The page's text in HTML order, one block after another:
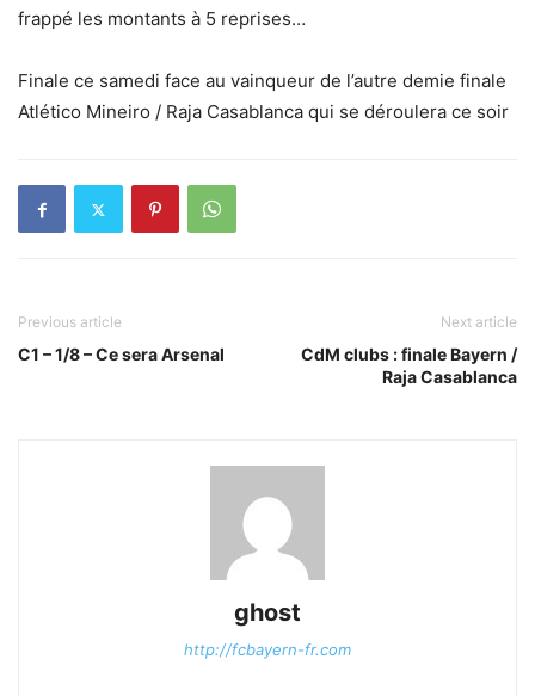
frappé les montants à 5 reprises…
Finale ce samedi face au vainqueur de l’autre demie finale
Atlético Mineiro / Raja Casablanca qui se déroulera ce soir
Previous article
C1 – 1/8 – Ce sera Arsenal
Next article
CdM clubs : finale Bayern /
Raja Casablanca
ghost
http://fcbayern-fr.com